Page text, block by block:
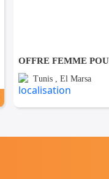
Tunis , El Marsa